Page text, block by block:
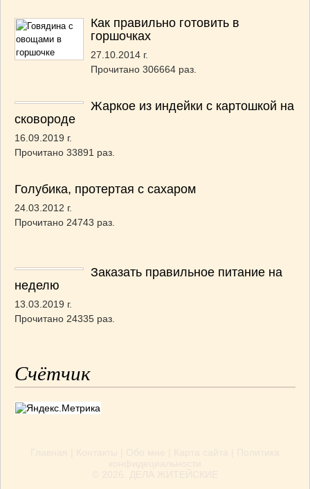
Как правильно готовить в
горшочках
27.10.2014 г.
Прочитано 306664 раз.
Жаркое из индейки с картошкой на
сковороде
16.09.2019 г.
Прочитано 33891 раз.
Голубика, протертая с сахаром
24.03.2012 г.
Прочитано 24743 раз.
Заказать правильное питание на
неделю
13.03.2019 г.
Прочитано 24335 раз.
Счётчик